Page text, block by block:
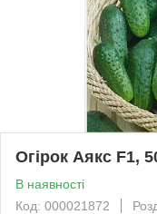
Огірок Аякс F1,
В наявності
Код: 000021872